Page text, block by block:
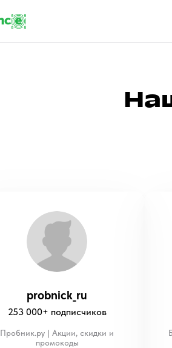
probnick_ru
253 000+ подписчиков
Пробник.ру | Акции, скидки и
промокоды